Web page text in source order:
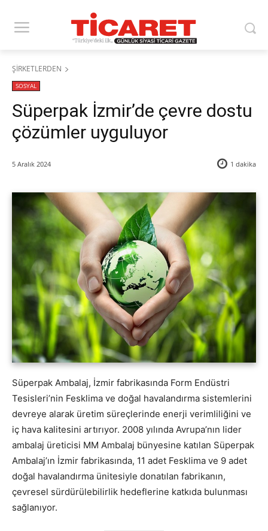
ŞİRKETLERDEN
SOSYAL
Süperpak İzmir’de çevre dostu
çözümler uyguluyor
5 Aralık 2024 1 dakika
Süperpak Ambalaj, İzmir fabrikasında Form Endüstri
Tesisleri’nin Fesklima ve doğal havalandırma sistemlerini
devreye alarak üretim süreçlerinde enerji verimliliğini ve
iç hava kalitesini artırıyor. 2008 yılında Avrupa’nın lider
ambalaj üreticisi MM Ambalaj bünyesine katılan Süperpak
Ambalaj’ın İzmir fabrikasında, 11 adet Fesklima ve 9 adet
doğal havalandırma ünitesiyle donatılan fabrikanın,
çevresel sürdürülebilirlik hedeflerine katkıda bulunması
sağlanıyor.